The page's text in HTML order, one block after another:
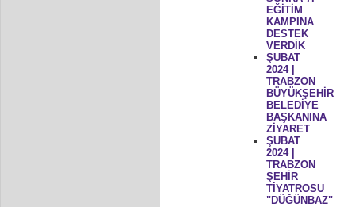
EĞİTİM
KAMPINA
DESTEK
VERDİK
ŞUBAT
2024 |
TRABZON
BÜYÜKŞEHİR
BELEDİYE
BAŞKANINA
ZİYARET
ŞUBAT
2024 |
TRABZON
ŞEHİR
TİYATROSU
"DÜĞÜNBAZ"